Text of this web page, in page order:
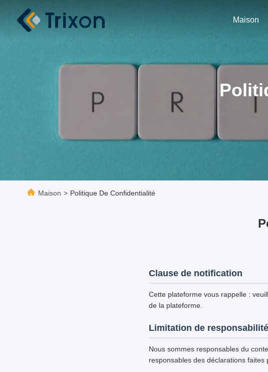
Maison
Maison > Politique De Confidentialité
Clause de notification
Cette plateforme vous rappelle :
de la plateforme.
Limitation de responsabilité
Nous sommes responsables du
responsables des déclarations faites